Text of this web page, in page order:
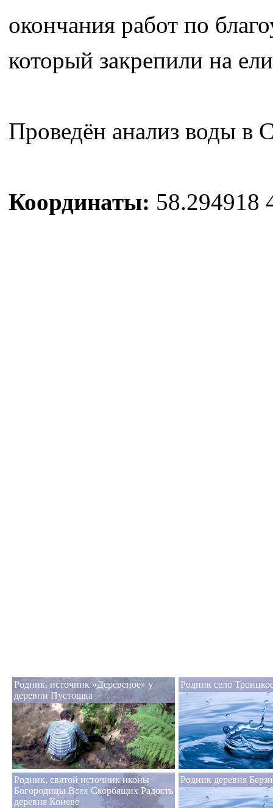
окончания работ по
который закрепили на
Проведён анализ воды в
Координаты: 58.294918
Родник, источник «Деревеное» у
деревни Пустошка
Родник село
Родник, святой источник иконы
Богородицы Всех Скорбящих Радость
деревня Конево
Родник деревня